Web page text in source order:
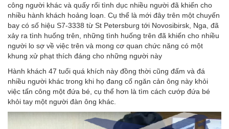
công người khác và quấy rối tình dục nhiều người đã khiến cho
nhiều hành khách hoảng loạn. Cụ thể là mới đây trên một chuyến
bay có số hiệu S7-3338 từ St Petersburg tới Novosibirsk, Nga, đã
xảy ra tình huống trên, những tình huống trên đã khiến cho nhiều
người lo sợ về việc trên và mong cơ quan chức năng có một
khung xử phạt thích đáng cho những người này
Hành khách 47 tuổi quá khích này đồng thời cũng đấm và đá
nhiều người khác trong khi họ đang cố ngăn cản ông này khỏi
việc tấn công một đứa bé, cụ thể hơn là tìm cách cướp đứa bé
khỏi tay một người đàn ông khác.